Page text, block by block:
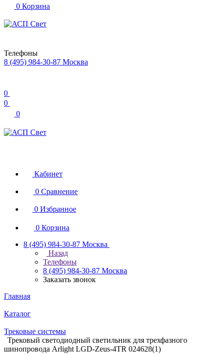
0 Корзина
Телефоны
8 (495) 984-30-87 Москва
0
0
0
Кабинет
0 Сравнение
0 Избранное
0 Корзина
8 (495) 984-30-87 Москва
Назад
Телефоны
8 (495) 984-30-87 Москва
Заказать звонок
Главная
Каталог
Трековые системы
Трековый светодиодный светильник для трехфазного
шинопровода Arlight LGD-Zeus-4TR 024628(1)